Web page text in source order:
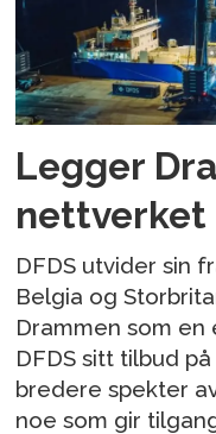
Legger
nettverket
DFDS utvider sin
Belgia og
Drammen som en
DFDS sitt tilbud
bredere spekter
noe som gir